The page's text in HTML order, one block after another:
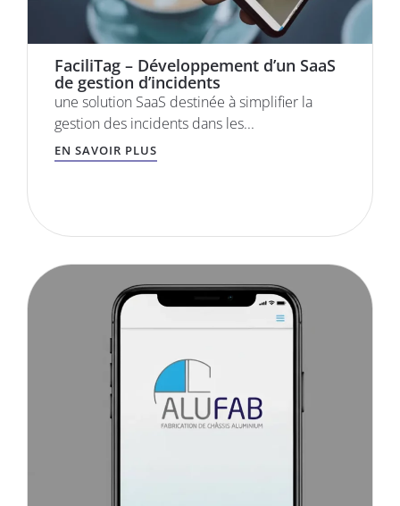
FaciliTag – Développement d’un SaaS
de gestion d’incidents
une solution SaaS destinée à simplifier la
gestion des incidents dans les...
EN SAVOIR PLUS